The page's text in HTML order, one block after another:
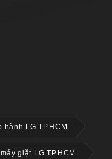
hành LG TP.HCM
giặt LG TP.HCM